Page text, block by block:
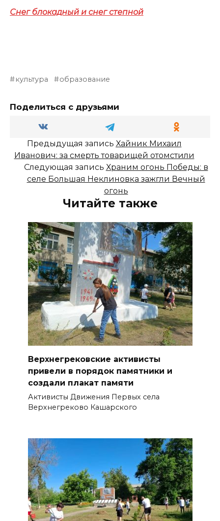
Снег блокадный и снег степной
культура образование
Поделиться с друзьями
Предыдущая запись Хайник Михаил
Иванович: за смерть товарищей отомстили
Следующая запись Храним огонь Победы: в
селе Большая Неклиновка зажгли Вечный
огонь
Читайте также
Верхнегрековские активисты
привели в порядок памятники и
создали плакат памяти
Активисты Движения Первых села
Верхнегреково Кашарского